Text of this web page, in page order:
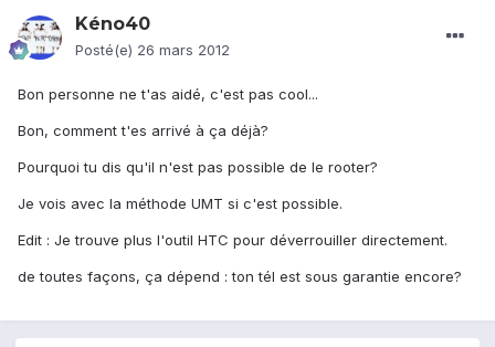
Kéno40
Posté(e) 26 mars 2012
Bon personne ne t'as aidé, c'est pas cool...
Bon, comment t'es arrivé à ça déjà?
Pourquoi tu dis qu'il n'est pas possible de le rooter?
Je vois avec la méthode UMT si c'est possible.
Edit : Je trouve plus l'outil HTC pour déverrouiller directement.
de toutes façons, ça dépend : ton tél est sous garantie encore?